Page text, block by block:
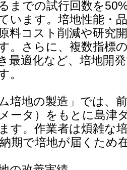
までの試行回数を
います。培地性能・
料コスト削減や研究
。さらに、複数指標
最適化など、培地開
。
培地の製造」では、
ータ）をもとに島津
す。作業者は煩雑な
期で培地が届くため